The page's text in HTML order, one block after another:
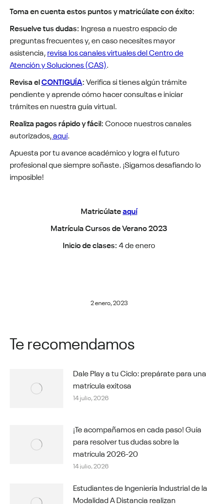
Toma en cuenta estos puntos y matricúlate con éxito:
Resuelve tus dudas: Ingresa a nuestro espacio de
preguntas frecuentes y, en caso necesites mayor
asistencia, revisa los canales virtuales del Centro de
Atención y Soluciones (CAS).
Revisa elCONTIGUÍA:Verifica si tienes algún trámite
pendiente y aprende cómo hacer consultas e iniciar
trámites en nuestra guía virtual.
Realiza pagos rápido y fácil:Conoce nuestros canales
autorizados,aquí.
Apuesta por tu avance académico y logra el futuro
profesional que siempre soñaste. ¡Sigamos desafiando lo
imposible!
Matricúlateaquí
Matrícula Cursos de Verano 2023
Inicio de clases:4 de enero
2 enero, 2023
Te recomendamos
Dale Play a tu Ciclo: prepárate para una
matrícula exitosa
14 julio, 2026
¡Te acompañamos en cada paso! Guía
para resolver tus dudas sobre la
matrícula 2026-20
14 julio, 2026
Estudiantes de Ingeniería Industrial de la
Modalidad A Distancia realizan